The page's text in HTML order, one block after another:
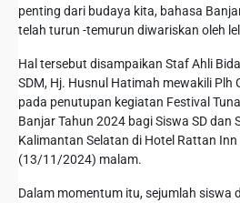
penting dari budaya kita, bahasa
telah turun -temurun diwariskan oleh
Hal tersebut disampaikan Staf Ahli
SDM, Hj. Husnul Hatimah mewakili Plh
pada penutupan kegiatan Festival
Banjar Tahun 2024 bagi Siswa SD dan
Kalimantan Selatan di Hotel Rattan
(13/11/2024) malam.
Dalam momentum itu, sejumlah siswa